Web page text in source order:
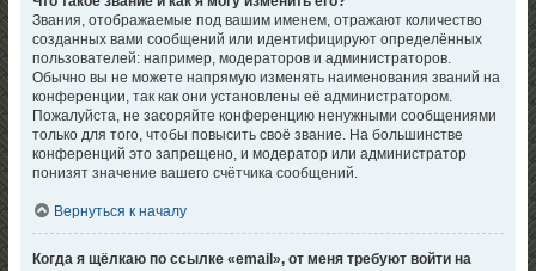
Звания, отображаемые под вашим именем, отражают количество
созданных вами сообщений или идентифицируют определённых
пользователей: например, модераторов и администраторов.
Обычно вы не можете напрямую изменять наименования званий на
конференции, так как они установлены её администратором.
Пожалуйста, не засоряйте конференцию ненужными сообщениями
только для того, чтобы повысить своё звание. На большинстве
конференций это запрещено, и модератор или администратор
понизят значение вашего счётчика сообщений.
Вернуться к началу
Когда я щёлкаю по ссылке «email», от меня требуют войти на